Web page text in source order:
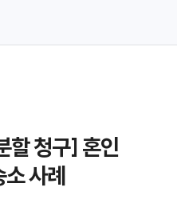
할 청구] 혼인
사례